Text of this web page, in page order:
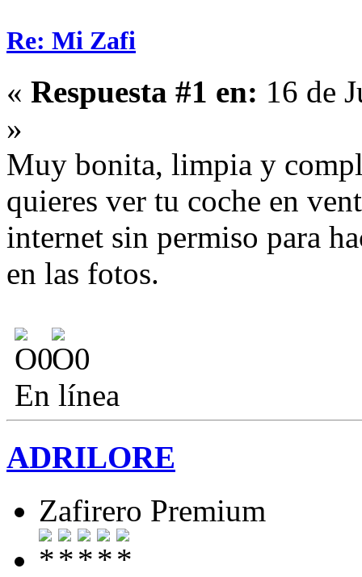
Re: Mi Zafi
« Respuesta #1 en: 16 de
»
Muy bonita, limpia y
quieres ver tu coche en
internet sin permiso para
en las fotos.
En línea
ADRILORE
Zafirero Premium